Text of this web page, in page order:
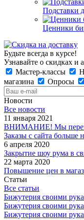
Подставки
Ценники
Будьте всегда в курсе!
Узнавайте о скидках и
Мастер-классы
магазина
Опросы
Новости
Все новости
11 января 2021
ВНИМАНИЕ! Мы
Заказы с сайта больше
6 апреля 2020
Закрытие шоу рума в
22 марта 2020
Повышение цен в
Статьи
Все статьи
Бижутерия своими
Бижутерия своими
Бижутерия своими